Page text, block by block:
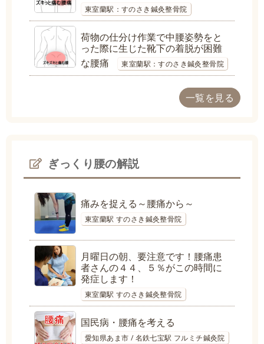
東室蘭駅：すのさき鍼灸整骨院
荷物の仕分け作業で中腰姿勢をと
った際に生じた靴下の着脱が困難
な腰痛
東室蘭駅：すのさき鍼灸整骨院
一覧を見る
ぎっくり腰の解説
痛みを捉える～腰痛から～
東室蘭駅 すのさき鍼灸整骨院
月曜日の朝、要注意です！腰痛患
者さんの４４、５％がこの時間に
発症します！
東室蘭駅 すのさき鍼灸整骨院
国民病・腰痛を考える
愛知県あま市 / 名鉄七宝駅 フルミチ鍼灸院